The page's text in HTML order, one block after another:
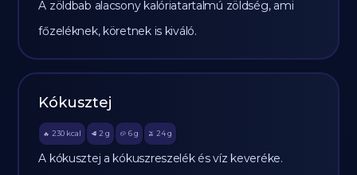
A zöldbab alacsony kalóriatartalmú zöldség, ami
főzeléknek, köretnek is kiváló.
Kókusztej
🔥 230 kcal 🥩 2 g 🥔 6g 🫒 24 g
A kókusztej a kókuszreszelék és víz keveréke.